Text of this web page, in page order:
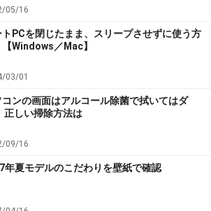
05/16
トPCを閉じたまま、スリープさせずに使う方
Windows／Mac】
03/01
コンの画面はアルコール除菌で拭いてはダ
正しい掃除方法は
09/16
年夏モデルのこだわりを壁紙で確認